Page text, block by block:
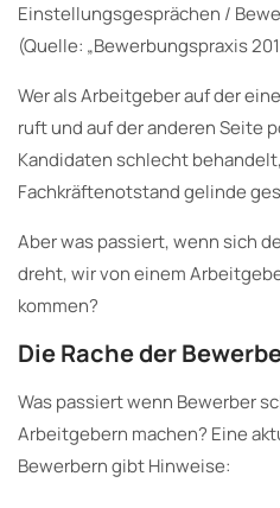
Einstellungsgesprächen /
(Quelle: „Bewerbungspraxis
Wer als Arbeitgeber auf der
ruft und auf der anderen Seite
Kandidaten schlecht
Fachkräftenotstand gelinde
Aber was passiert, wenn sich
dreht, wir von einem
kommen?
Die Rache der
Was passiert wenn Bewerber
Arbeitgebern machen? Eine
Bewerbern gibt Hinweise: